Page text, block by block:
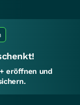
eröffnen und